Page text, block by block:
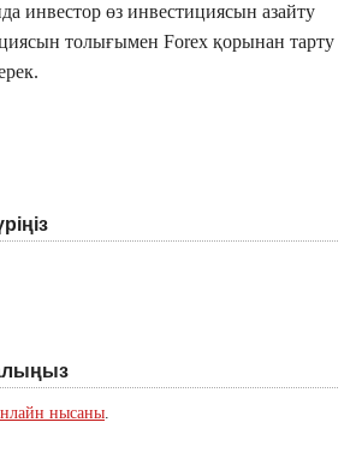
инвестор өз инвестициясын азайту
толығымен Forex қорынан тарту
нысаны.